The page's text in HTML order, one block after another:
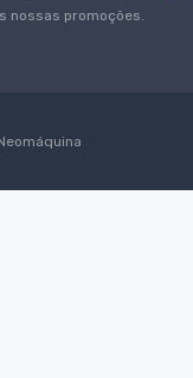
nossas promoções.